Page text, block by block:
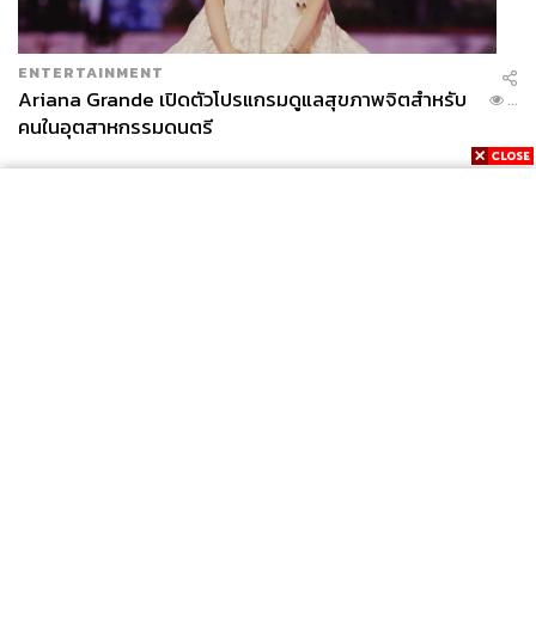
ENTERTAINMENT
Ariana Grande เปิดตัวโปรแกรมดูแลสุขภาพจิตสำหรับ
คนในอุตสาหกรรมดนตรี
...